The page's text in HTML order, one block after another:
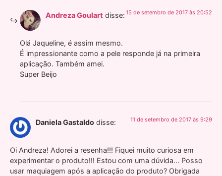
Andreza Goulart disse: 15 de setembro de 2017 às 20:52
Olá Jaqueline, é assim mesmo.
É impressionante como a pele responde já na primeira
aplicação. Também amei.
Super Beijo
Daniela Gastaldo disse: 11 de setembro de 2017 às 9:29
Oi Andreza! Adorei a resenha!!! Fiquei muito curiosa em
experimentar o produto!!! Estou com uma dúvida… Posso
usar maquiagem após a aplicação do produto? Obrigada